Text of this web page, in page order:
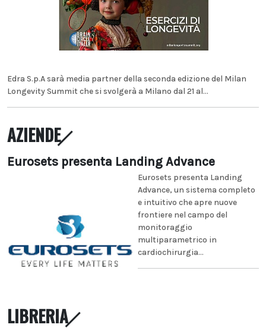
Edra S.p.A sarà media partner della seconda edizione del Milan
Longevity Summit che si svolgerà a Milano dal 21 al...
AZIENDE
Eurosets presenta Landing Advance
Eurosets presenta Landing
Advance, un sistema completo
e intuitivo che apre nuove
frontiere nel campo del
monitoraggio
multiparametrico in
cardiochirurgia...
LIBRERIA